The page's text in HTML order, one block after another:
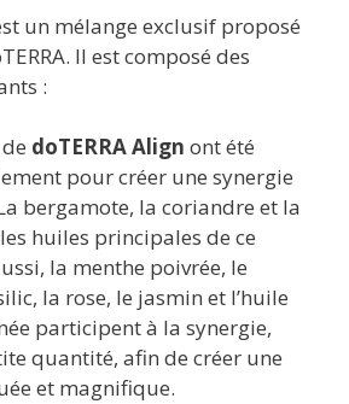
un mélange exclusif proposé
Il est composé des
:
de doTERRA Align ont été
pour créer une synergie
bergamote, la coriandre et la
huiles principales de ce
la menthe poivrée, le
la rose, le jasmin et l’huile
participent à la synergie,
quantité, afin de créer une
et magnifique.